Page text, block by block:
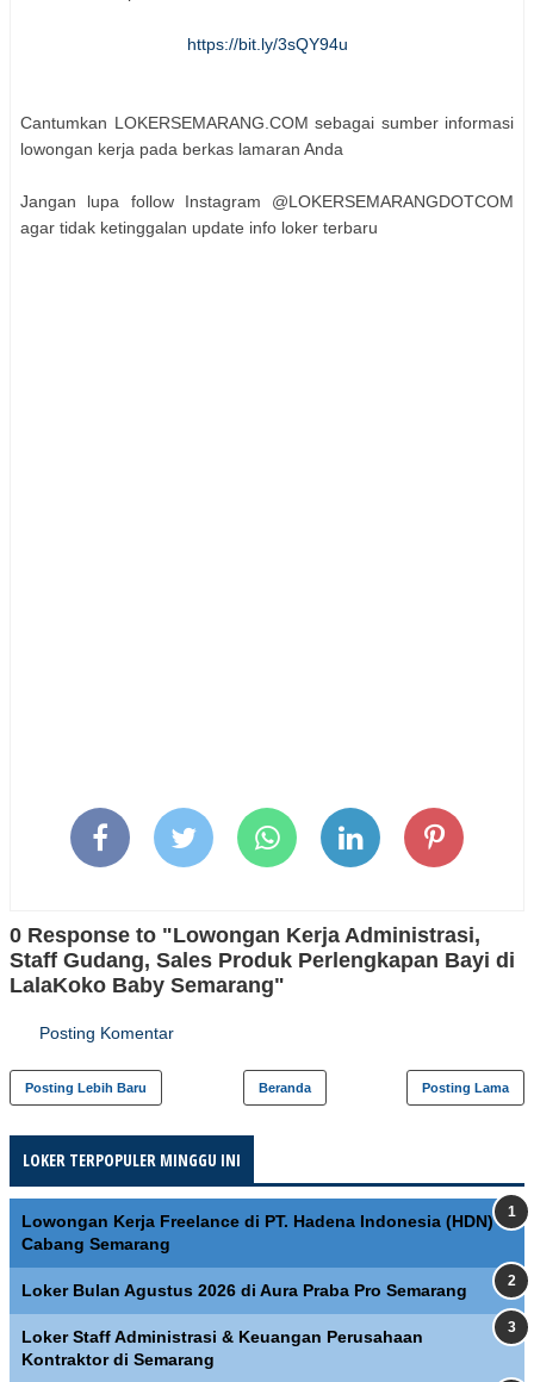
https://bit.ly/3sQY94u
Cantumkan LOKERSEMARANG.COM sebagai sumber informasi
lowongan kerja pada berkas lamaran Anda
Jangan lupa follow Instagram @LOKERSEMARANGDOTCOM
agar tidak ketinggalan update info loker terbaru
0 Response to "Lowongan Kerja Administrasi,
Staff Gudang, Sales Produk Perlengkapan Bayi di
LalaKoko Baby Semarang"
Posting Komentar
Posting Lebih Baru Posting Lama
Beranda
LOKER TERPOPULER MINGGU INI
Lowongan Kerja Freelance di PT. Hadena Indonesia (HDN)
Cabang Semarang
Loker Bulan Agustus 2026 di Aura Praba Pro Semarang
Loker Staff Administrasi & Keuangan Perusahaan
Kontraktor di Semarang